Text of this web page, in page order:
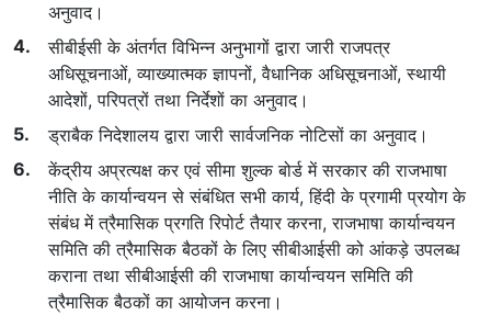
अनुवाद।
सीबीईसी के अंतर्गत विभिन्न अनुभागों द्वारा जारी राजपत्र
अधिसूचनाओं, व्याख्यात्मक ज्ञापनों, वैधानिक अधिसूचनाओं, स्थायी
आदेशों, परिपत्रों तथा निर्देशों का अनुवाद।
ड्राबैक निदेशालय द्वारा जारी सार्वजनिक नोटिसों का अनुवाद।
केंद्रीय अप्रत्यक्ष कर एवं सीमा शुल्क बोर्ड में सरकार की राजभाषा
नीति के कार्यान्वयन से संबंधित सभी कार्य, हिंदी के प्रगामी प्रयोग के
संबंध में त्रैमासिक प्रगति रिपोर्ट तैयार करना, राजभाषा कार्यान्वयन
समिति की त्रैमासिक बैठकों के लिए सीबीआईसी को आंकड़े उपलब्ध
कराना तथा सीबीआईसी की राजभाषा कार्यान्वयन समिति की
त्रैमासिक बैठकों का आयोजन करना।